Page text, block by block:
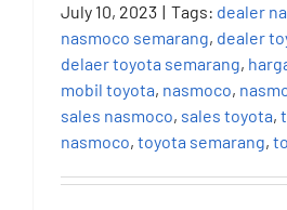
July 10, 2023 | Tags: dealer
nasmoco semarang, dealer
delaer toyota semarang,
mobil toyota, nasmoco,
sales nasmoco, sales toyota,
nasmoco, toyota semarang,